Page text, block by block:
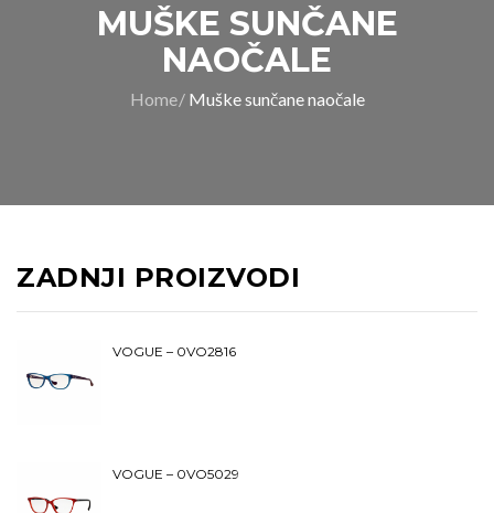
MUŠKE SUNČANE
NAOČALE
Home Muške sunčane naočale
ZADNJI PROIZVODI
VOGUE – 0VO2816
VOGUE – 0VO5029